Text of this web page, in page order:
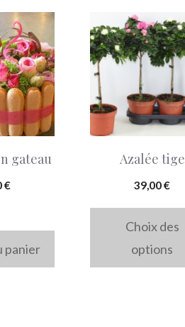
gateau
€
panier
Azalée tige
39,00€
Choix des
options
Ce
produit
a
plusieurs
variations.
Les
options
peuvent
être
choisies
la